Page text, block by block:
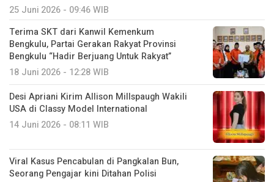
25 Juni 2026 - 09:46 WIB
Terima SKT dari Kanwil Kemenkum
Bengkulu, Partai Gerakan Rakyat Provinsi
Bengkulu “Hadir Berjuang Untuk Rakyat”
18 Juni 2026 - 12:28 WIB
Desi Apriani Kirim Allison Millspaugh Wakili
USA di Classy Model International
14 Juni 2026 - 08:11 WIB
Viral Kasus Pencabulan di Pangkalan Bun,
Seorang Pengajar kini Ditahan Polisi